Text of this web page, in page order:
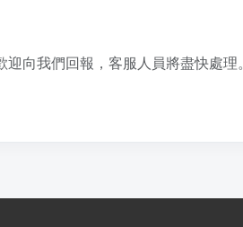
向我們回報，客服人員將盡快處理。